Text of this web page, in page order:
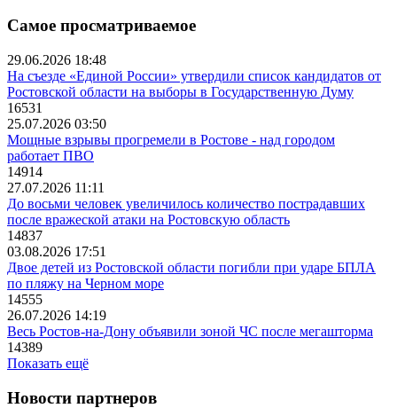
Самое просматриваемое
29.06.2026 18:48
На съезде «Единой России» утвердили список кандидатов от
Ростовской области на выборы в Государственную Думу
16531
25.07.2026 03:50
Мощные взрывы прогремели в Ростове - над городом
работает ПВО
14914
27.07.2026 11:11
До восьми человек увеличилось количество пострадавших
после вражеской атаки на Ростовскую область
14837
03.08.2026 17:51
Двое детей из Ростовской области погибли при ударе БПЛА
по пляжу на Черном море
14555
26.07.2026 14:19
Весь Ростов-на-Дону объявили зоной ЧС после мегашторма
14389
Показать ещё
Новости партнеров